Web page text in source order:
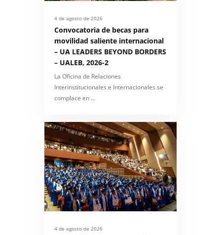
4 de agosto de 2026
Convocatoria de becas para
movilidad saliente internacional
– UA LEADERS BEYOND BORDERS
– UALEB, 2026-2
La Oficina de Relaciones
Interinstitucionales e Internacionales se
complace en …
4 de agosto de 2026